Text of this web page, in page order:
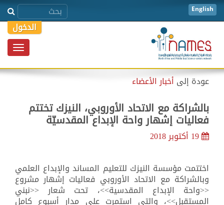
English
Toggle
الدخول
عودة إلىأخبار الأعضاء
بالشراكة مع الاتحاد الأوروبي، النيزك تختتم
فعاليات إشهار واحة الإبداع المقدسيّة
19 أكتوبر 2018
اختتمت مؤسسة النيزك للتعليم المساند والإبداع العلمي
وبالشراكة مع الاتحاد الأوروبي فعاليات إشهار مشروع
<<واحة الإبداع المقدسية>>، تحت شعار <<نبني
المستقبل>>، والتي استمرت على مدار أسبوع كامل